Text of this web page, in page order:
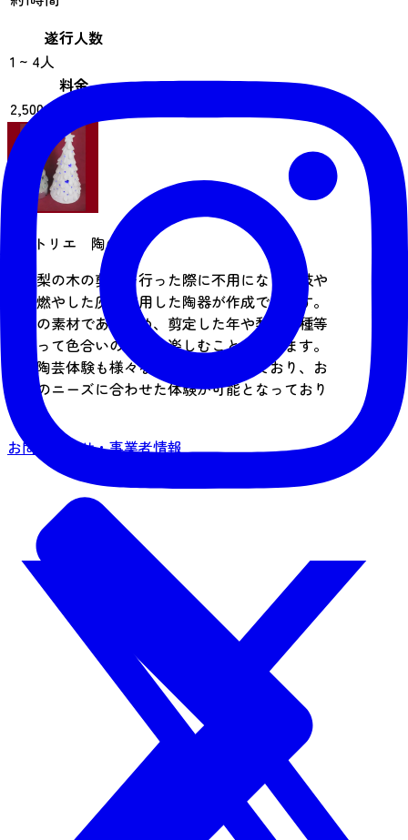
遂行人数
1 ~ 4人
料金
2,500 円〜（税込）
アトリエ 陶の泉
利府梨の木の剪定を行った際に不用になった枝や
木を燃やした灰を使用した陶器が作成できます。
自然の素材であるため、剪定した年や梨の品種等
によって色合いの変化を楽しむことができます。
また陶芸体験も様々なコースを用意しており、お
客様のニーズに合わせた体験が可能となっており
ます。
お問い合わせ・事業者情報